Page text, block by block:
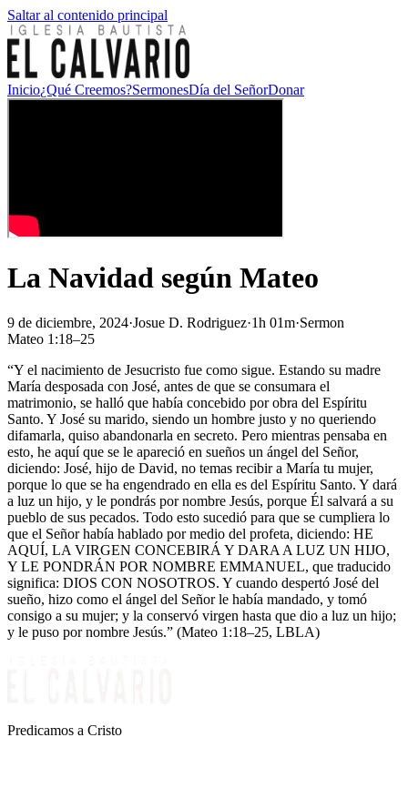
Saltar al contenido principal
Inicio¿Qué Creemos?SermonesDía del SeñorDonar
La Navidad según Mateo
9 de diciembre, 2024·Josue D. Rodriguez·1h 01m·Sermon
Mateo 1:18–25
“Y el nacimiento de Jesucristo fue como sigue. Estando su madre
María desposada con José, antes de que se consumara el
matrimonio, se halló que había concebido por obra del Espíritu
Santo. Y José su marido, siendo un hombre justo y no queriendo
difamarla, quiso abandonarla en secreto. Pero mientras pensaba en
esto, he aquí que se le apareció en sueños un ángel del Señor,
diciendo: José, hijo de David, no temas recibir a María tu mujer,
porque lo que se ha engendrado en ella es del Espíritu Santo. Y dará
a luz un hijo, y le pondrás por nombre Jesús, porque Él salvará a su
pueblo de sus pecados. Todo esto sucedió para que se cumpliera lo
que el Señor había hablado por medio del profeta, diciendo: HE
AQUÍ, LA VIRGEN CONCEBIRÁ Y DARA A LUZ UN HIJO,
Y LE PONDRÁN POR NOMBRE EMMANUEL, que traducido
significa: DIOS CON NOSOTROS. Y cuando despertó José del
sueño, hizo como el ángel del Señor le había mandado, y tomó
consigo a su mujer; y la conservó virgen hasta que dio a luz un hijo;
y le puso por nombre Jesús.” (Mateo 1:18–25, LBLA)
Predicamos a Cristo